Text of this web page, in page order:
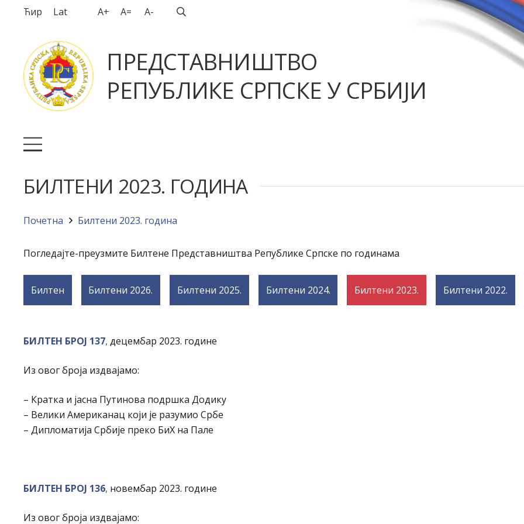
Ћир Lat A+ A= A-
ПРЕДСТАВНИШТВО
РЕПУБЛИКЕ СРПСКЕ У СРБИЈИ
БИЛТЕНИ 2023. ГОДИНА
Почетна Билтени 2023. година
Погледајте-преузмите Билтене Представништва Републике Српске по годинама
Билтен Билтени 2026. Билтени 2025. Билтени 2024. Билтени 2023. Билтени 2022.
БИЛТЕН БРОЈ 137, децембар 2023. године
Из овог броја издвајамо:
– Кратка и јасна Путинова подршка Додику
– Велики Американац који је разумио Србе
– Дипломатија Србије преко БиХ на Пале
БИЛТЕН БРОЈ 136, новембар 2023. године
Из овог броја издвајамо: